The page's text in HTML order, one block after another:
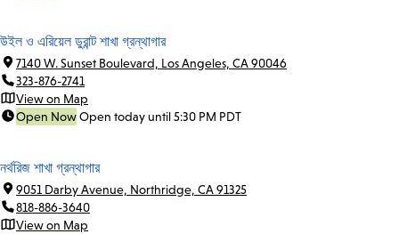
উইল ও এরিয়েল ডুরান্ট শাখা গ্রন্থাগার
7140 W. Sunset Boulevard, Los Angeles, CA 90046
323-876-2741
View on Map
Open NowOpen today until 5:30 PM PDT
নর্থরিজ শাখা গ্রন্থাগার
9051 Darby Avenue, Northridge, CA 91325
818-886-3640
View on Map